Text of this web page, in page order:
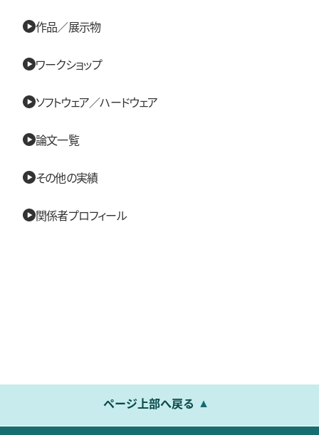
作品／展示物
ワークショップ
ソフトウェア／ハードウェア
論文一覧
その他の実績
関係者プロフィール
ページ上部へ戻る